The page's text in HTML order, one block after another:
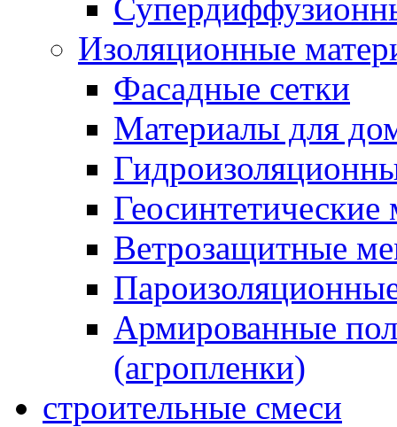
Изоляционные
Фасадные сетки
Материалы для
Геосинтетические
Ветрозащитные
Армированные
(агропленки)
строительные смеси